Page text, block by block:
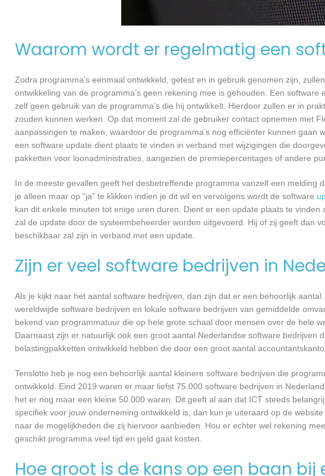
Waarom wordt er regelmatig een
Zodra programma’s eenmaal ontwikkeld, getest en in gebruik genomen zijn,
ontwikkeling van de programma’s geen rekening mee is gehouden. Een
zelf geen gebruik van de programma’s die hij ontwikkelt. Hierdoor zullen er in
zouden kunnen werken. Op dat moment zal de gebruiker contact opnemen met
aanpassingen te maken, waardoor de programma’s nog efficiënter kunnen
een software update dient plaats te vinden in verband met wijzigingen die
pakketten voor loonadministraties, aangezien de premiepercentages of andere
In de meeste gevallen geeft het desbetreffende programma vanzelf een
je alleen maar op “ja” te klikken indien je dit wil en vervolgens wordt de software
kan dit enkele minuten tot enige uren duren. Dient er een update plaats te
zal de update door de systeembeheerder worden uitgevoerd. Hij of zij geeft dan
beschikbaar zal zijn in verband met een update.
Zijn er veel software bedrijven in
Als je kijkt naar het aantal software bedrijven, dan zijn dat er een behoorlijk
wereldwijde software bedrijven en lokale software bedrijven van gemiddelde
bekend van programmatuur die op hele grote schaal door mensen over de hele
Daarnaast zijn er natuurlijk ook een groot aantal Nederlandse software bedrijven
belastingpakketten ontwikkeld hebben die door een groot aantal
Tenslotte heb je nog een behoorlijk aantal kleinere software bedrijven die
ontwikkeld. Eind 2019 waren er maar liefst 75.000 software bedrijven in
het er nog maar een kleine 50.000 waren. Dit geeft al aan dat ICT steeds
specifiek voor jouw onderneming ontwikkeld is, dan kun je uiteraard op de
naar de mogelijkheden die zij hiervoor aanbieden. Hou er echter wel rekening
geschikt programma veel tijd en geld gaat kosten.
Hoe groot is de kans op een baan